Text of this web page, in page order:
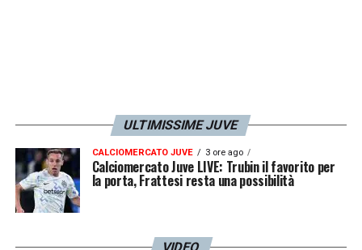
ULTIMISSIME JUVE
CALCIOMERCATO JUVE 3 ore ago
Calciomercato Juve LIVE: Trubin il favorito per
la porta, Frattesi resta una possibilità